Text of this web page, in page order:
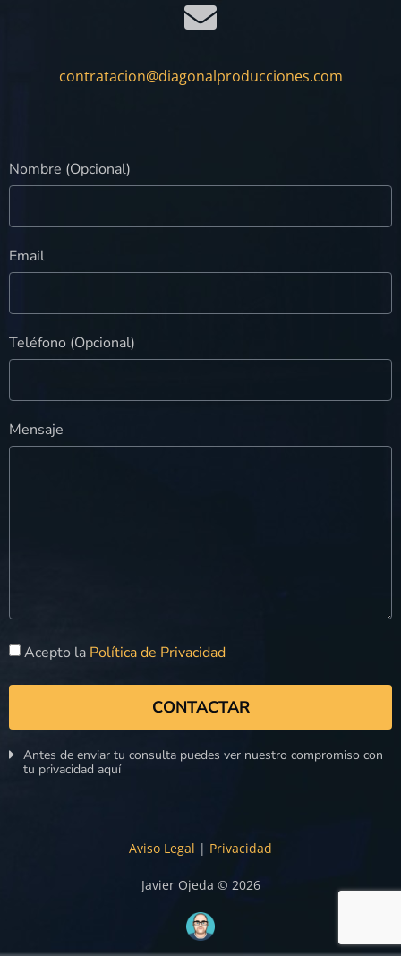
contratacion@diagonalproducciones.com
Nombre (Opcional)
Email
Teléfono (Opcional)
Mensaje
Acepto la Política de Privacidad
CONTACTAR
Antes de enviar tu consulta puedes ver nuestro compromiso con
tu privacidad aquí
Aviso Legal | Privacidad
Javier Ojeda © 2026